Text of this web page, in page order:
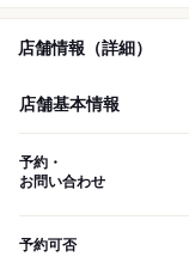
店舗情報（詳細）
店舗基本情報
予約・
お問い合わせ
予約可否